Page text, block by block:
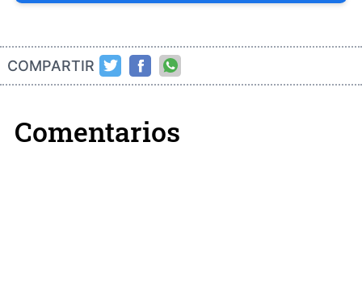
COMPARTIR
Comentarios